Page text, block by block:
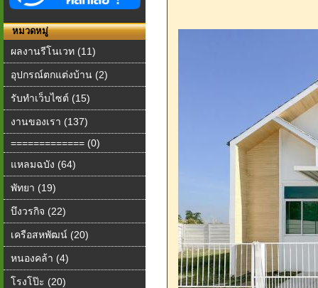
หมวดหมู่
ผลงานรีโนเวท (11)
อุปกรณ์ตกแต่งบ้าน (2)
รับทำเว็บไซต์ (15)
งานของเรา (137)
============= (0)
แหลมฉบัง (64)
พัทยา (19)
บึงวรกิจ (22)
เครือสหพัฒน์ (20)
หนองคล้า (4)
โรงโป๊ะ (20)